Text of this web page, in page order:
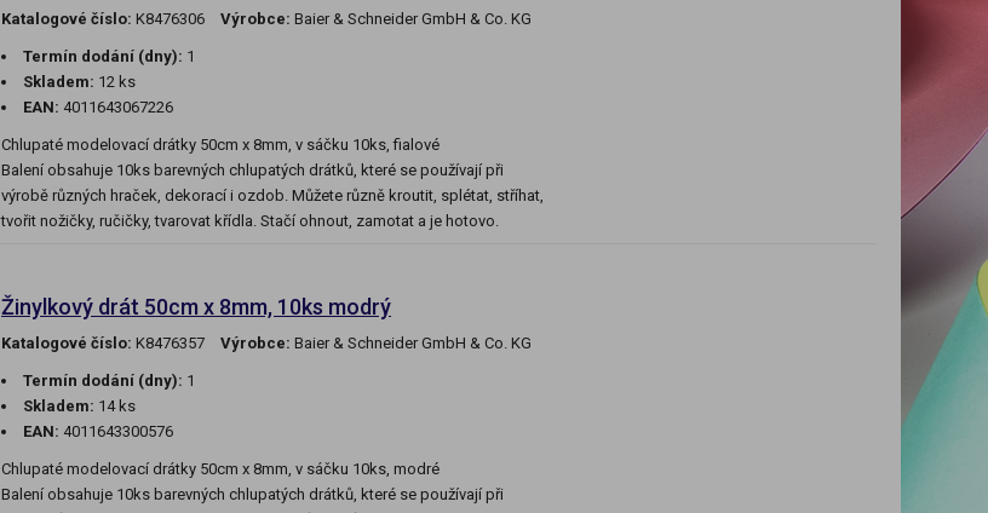
Katalogové číslo: K8476306 Výrobce: Baier & Schneider GmbH & Co. KG
Termín dodání (dny): 1
Skladem: 12 ks
EAN: 4011643067226
Chlupaté modelovací drátky 50cm x 8mm, v sáčku 10ks, fialové
Balení obsahuje 10ks barevných chlupatých drátků, které se používají při
výrobě různých hraček, dekorací i ozdob. Můžete různě kroutit, splétat, stříhat,
tvořit nožičky, ručičky, tvarovat křídla. Stačí ohnout, zamotat a je hotovo.
Žinylkový drát 50cm x 8mm, 10ks modrý
Katalogové číslo: K8476357 Výrobce: Baier & Schneider GmbH & Co. KG
Termín dodání (dny): 1
Skladem: 14 ks
EAN: 4011643300576
Chlupaté modelovací drátky 50cm x 8mm, v sáčku 10ks, modré
Balení obsahuje 10ks barevných chlupatých drátků, které se používají při